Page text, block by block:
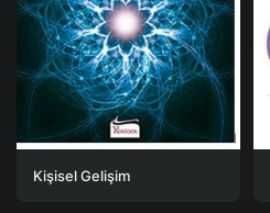
Kişisel Gelişim